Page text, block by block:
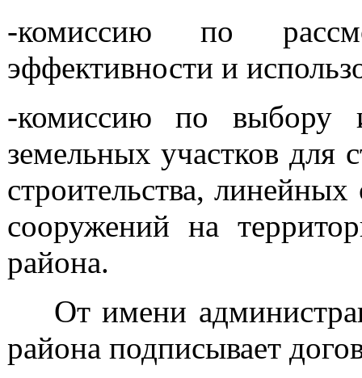
-комиссию по
эффективности и
-комиссию по выбору и
земельных участков для
строительства,
сооружений на
района.
От имени
района подписывает